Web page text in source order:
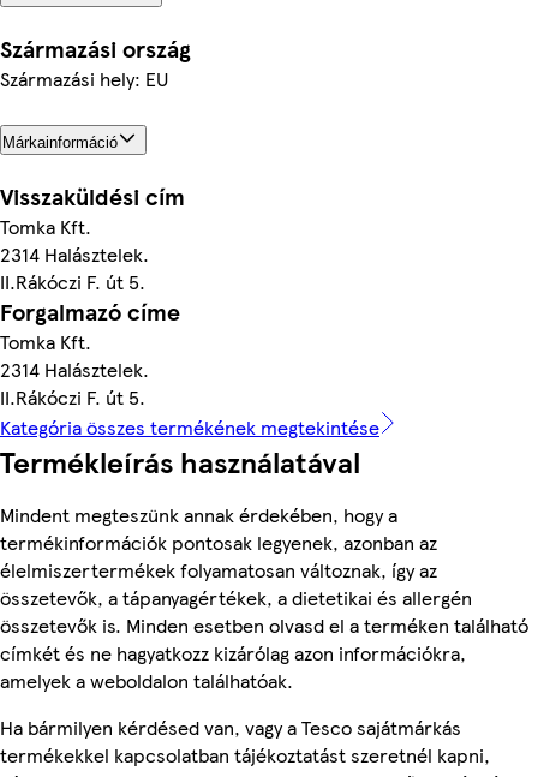
Származási ország
Származási hely: EU
Márkainformáció
Visszaküldési cím
Tomka Kft.
2314 Halásztelek.
II.Rákóczi F. út 5.
Forgalmazó címe
Tomka Kft.
2314 Halásztelek.
II.Rákóczi F. út 5.
Kategória összes termékének megtekintése
Termékleírás használatával
Mindent megteszünk annak érdekében, hogy a
termékinformációk pontosak legyenek, azonban az
élelmiszertermékek folyamatosan változnak, így az
összetevők, a tápanyagértékek, a dietetikai és allergén
összetevők is. Minden esetben olvasd el a terméken található
címkét és ne hagyatkozz kizárólag azon információkra,
amelyek a weboldalon találhatóak.
Ha bármilyen kérdésed van, vagy a Tesco sajátmárkás
termékekkel kapcsolatban tájékoztatást szeretnél kapni,